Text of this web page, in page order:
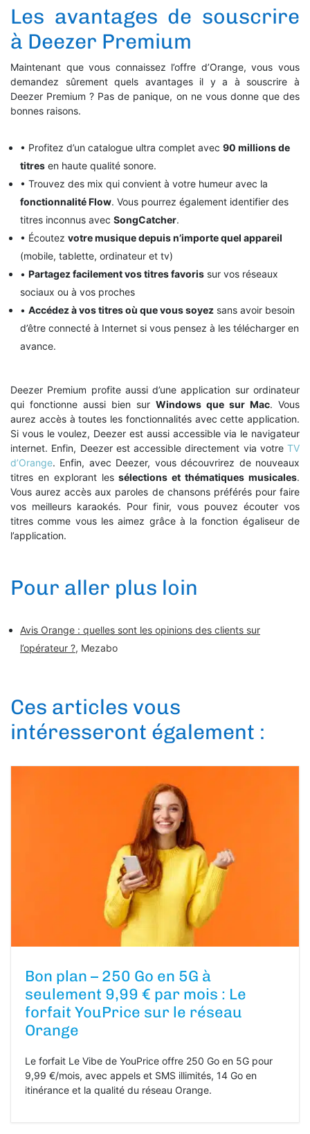
Les avantages de souscrire
à Deezer Premium
Maintenant que vous connaissez l’offre d’Orange, vous vous
demandez sûrement quels avantages il y a à souscrire à
Deezer Premium ? Pas de panique, on ne vous donne que des
bonnes raisons.
• Profitez d’un catalogue ultra complet avec 90 millions de
titres en haute qualité sonore.
• Trouvez des mix qui convient à votre humeur avec la
fonctionnalité Flow. Vous pourrez également identifier des
titres inconnus avec SongCatcher.
• Écoutez votre musique depuis n’importe quel appareil
(mobile, tablette, ordinateur et tv)
• Partagez facilement vos titres favoris sur vos réseaux
sociaux ou à vos proches
• Accédez à vos titres où que vous soyez sans avoir besoin
d’être connecté à Internet si vous pensez à les télécharger en
avance.
Deezer Premium profite aussi d’une application sur ordinateur
qui fonctionne aussi bien sur Windows que sur Mac. Vous
aurez accès à toutes les fonctionnalités avec cette application.
Si vous le voulez, Deezer est aussi accessible via le navigateur
internet. Enfin, Deezer est accessible directement via votre TV
d’Orange. Enfin, avec Deezer, vous découvrirez de nouveaux
titres en explorant les sélections et thématiques musicales.
Vous aurez accès aux paroles de chansons préférés pour faire
vos meilleurs karaokés. Pour finir, vous pouvez écouter vos
titres comme vous les aimez grâce à la fonction égaliseur de
l’application.
Pour aller plus loin
Avis Orange : quelles sont les opinions des clients sur
l’opérateur ?, Mezabo
Ces articles vous
intéresseront également :
Bon plan – 250 Go en 5G à
seulement 9,99 € par mois : Le
forfait YouPrice sur le réseau
Orange
Le forfait Le Vibe de YouPrice offre 250 Go en 5G pour
9,99 €/mois, avec appels et SMS illimités, 14 Go en
itinérance et la qualité du réseau Orange.